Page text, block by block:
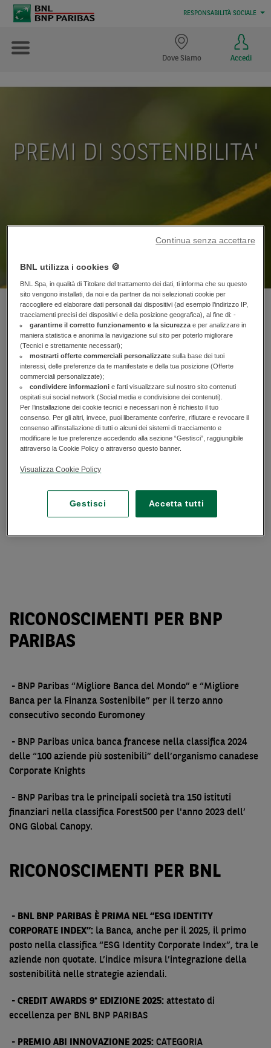
RESPONSABILITÀ SOCIALE
Accedi
Dove Siamo
PREMI DI SOSTENIBILITA'
Sono diversi i riconoscimenti che confermano la leadership
di BNP Paribas nel settore bancario a livello mondiale in
termini di sostenibilità.
riconoscimento, nellacategoria "Innovazione & Leadership
-Sostenibilità e Impatto ESG
”, dalle Fonti Awards 2025"
RICONOSCIMENTI PER BNP
PARIBAS
- BNP Paribas “Migliore Banca del Mondo” e “Migliore
Banca per la Finanza Sostenibile” per il terzo anno
consecutivo secondo Euromoney
- BNP Paribas unica banca francese nella classifica 2024
delle “100 aziende più sostenibili” dell’organismo canadese
Corporate Knights
- BNP Paribas tra le principali società tra 150 istituti
finanziari nella classifica Forest500 per l'anno 2023 dell’
ONG Global Canopy.
RICONOSCIMENTI PER BNL
- BNL BNP PARIBAS È PRIMA NEL “ESG IDENTITY
CORPORATE INDEX”: la Banca, anche per il 2025, il primo
posto nella classifica “ESG Identity Corporate Index”, tra le
aziende non quotate. L’indice misura l’integrazione della
sostenibilità nelle strategie aziendali.
- CREDIT AWARDS 9° EDIZIONE 2025: attestato di
eccellenza per BNL BNP PARIBAS
- PREMIO ABI INNOVAZIONE 2025: CATEGORIA
BNL utilizza i cookies 🍪
BNL Spa, in qualità di Titolare del trattamento dei dati, ti informa che su questo
sito vengono installati, da noi e da partner da noi selezionati cookie per
raccogliere ed elaborare dati personali dai dispositivi (ad esempio l’indirizzo IP,
tracciamenti precisi dei dispositivi e della posizione geografica), al fine di: -
garantirne il corretto funzionamento e la sicurezzae per analizzare in
maniera statistica e anonima la navigazione sul sito per poterlo migliorare
(Tecnici e strettamente necessari);
mostrarti offerte commerciali personalizzatesulla base dei tuoi
interessi, delle preferenze da te manifestate e della tua posizione (Offerte
commerciali personalizzate);
condividere informazionie farti visualizzare sul nostro sito contenuti
ospitati sui social network (Social media e condivisione dei contenuti).
Per l’installazione dei cookie tecnici e necessari non è richiesto il tuo
consenso. Per gli altri, invece, puoi liberamente conferire, rifiutare e revocare il
consenso all’installazione di tutti o alcuni dei sistemi di tracciamento e
modificare le tue preferenze accedendo alla sezione “Gestisci”, raggiungibile
attraverso la Cookie Policy o attraverso questo banner.
Visualizza Cookie Policy
Gestisci Accetta tutti
Continua senza accettare